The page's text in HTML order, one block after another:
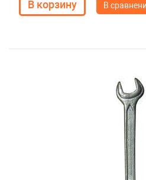
В